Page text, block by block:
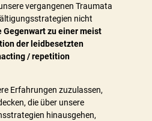
vergangenen Traumata
nicht
Gegenwart zu einer meist
der leidbesetzten
/ repetition
Erfahrungen zuzulassen,
die über unsere
hinausgehen,